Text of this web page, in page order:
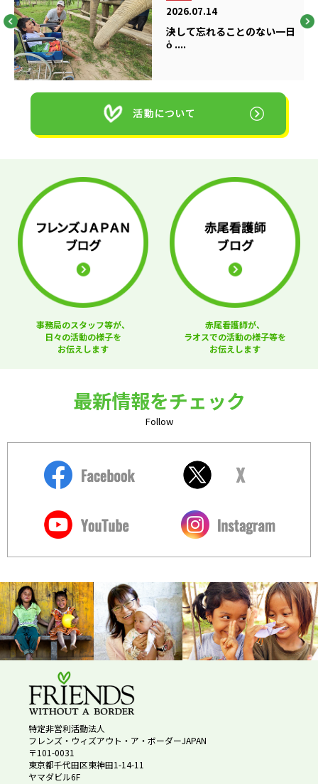
2026.07.14
決して忘れることのない一日
ὁ ....
事務局のスタッフ等が、
日々の活動の様子を
お伝えします
赤尾看護師が、
ラオスでの活動の様子等を
お伝えします
最新情報をチェック
Follow
特定非営利活動法人
フレンズ・ウィズアウト・ア・ボーダーJAPAN
〒101-0031
東京都千代田区東神田1-14-11
ヤマダビル6F